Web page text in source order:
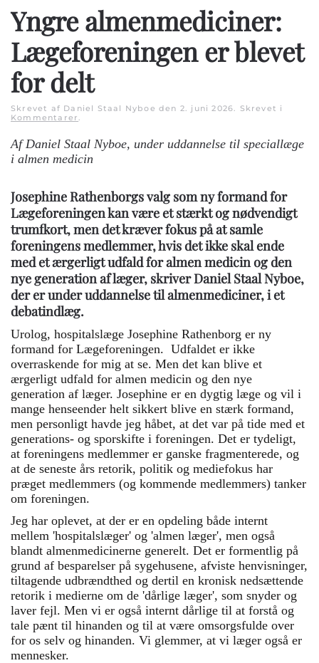
Yngre almenmediciner:
Lægeforeningen er blevet
for delt
Skrevet af Daniel Staal Nyboe den 2. juni 2026. Skrevet i
Kommentarer.
Af Daniel Staal Nyboe, under uddannelse til speciallæge
i almen medicin
Josephine Rathenborgs valg som ny formand for
Lægeforeningen kan være et stærkt og nødvendigt
trumfkort, men det kræver fokus på at samle
foreningens medlemmer, hvis det ikke skal ende
med et ærgerligt udfald for almen medicin og den
nye generation af læger, skriver Daniel Staal Nyboe,
der er under uddannelse til almenmediciner, i et
debatindlæg.
Urolog, hospitalslæge Josephine Rathenborg er ny
formand for Lægeforeningen. Udfaldet er ikke
overraskende for mig at se. Men det kan blive et
ærgerligt udfald for almen medicin og den nye
generation af læger. Josephine er en dygtig læge og vil i
mange henseender helt sikkert blive en stærk formand,
men personligt havde jeg håbet, at det var på tide med et
generations- og sporskifte i foreningen. Det er tydeligt,
at foreningens medlemmer er ganske fragmenterede, og
at de seneste års retorik, politik og mediefokus har
præget medlemmers (og kommende medlemmers) tanker
om foreningen.
Jeg har oplevet, at der er en opdeling både internt
mellem 'hospitalslæger' og 'almen læger', men også
blandt almenmedicinerne generelt. Det er formentlig på
grund af besparelser på sygehusene, afviste henvisninger,
tiltagende udbrændthed og dertil en kronisk nedsættende
retorik i medierne om de 'dårlige læger', som snyder og
laver fejl. Men vi er også internt dårlige til at forstå og
tale pænt til hinanden og til at være omsorgsfulde over
for os selv og hinanden. Vi glemmer, at vi læger også er
mennesker.